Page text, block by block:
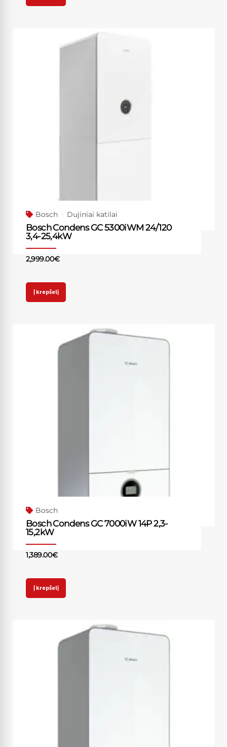
Bosch Dujiniai katilai
Bosch Condens GC 5300iWM 24/120
3,4-25,4kW
2,999.00€
Į krepšelį
Bosch
Bosch Condens GC 7000iW 14P 2,3-
15,2kW
1,389.00€
Į krepšelį